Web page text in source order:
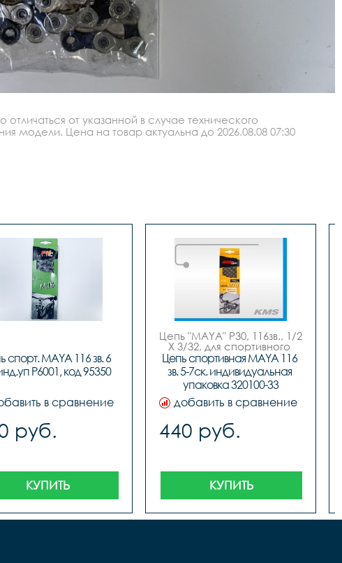
от указанной в случае технического
модели. Цена на товар актуальна до 2026.08.08 07:30
cпорт. MAYA 116 зв. 6
P6001, код 95350
в сравнение
руб.
КУПИТЬ
Цепь "MAYA" Р30, 116зв., 1/2
X 3/32, для спортивного
велосипеда 5-7ск.,
совместимость с цепями
"КМС" Z33, с замком,завод
"MAYA", инд. упаковка,
новый русский дизайн.
Цепь cпортивная MAYA 116
зв. 5-7ск. индивидуальная
упаковка 320100-33
добавить в сравнение
440 руб.
КУПИТЬ